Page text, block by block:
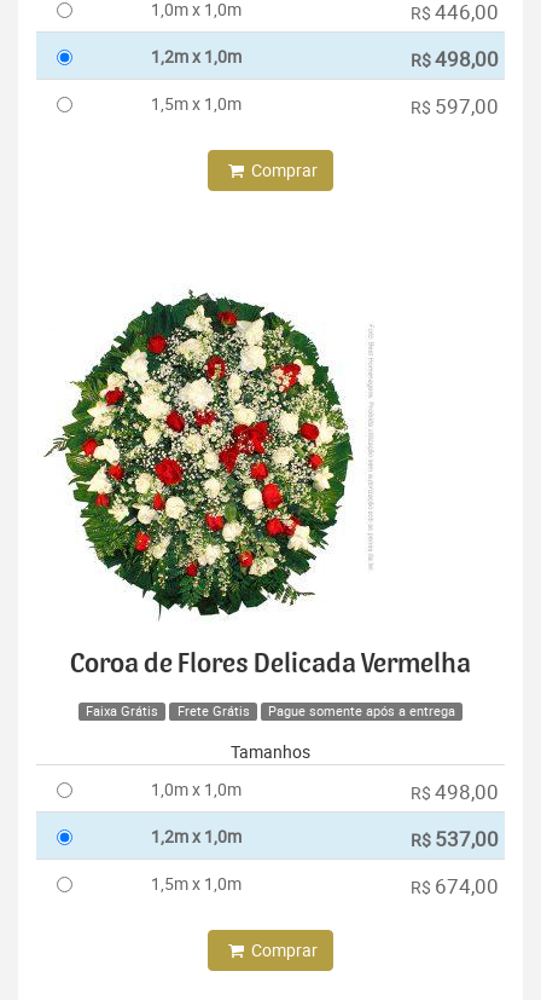
1,0m x 1,0m R$ 446,00
1,2m x 1,0m R$498,00
1,5m x 1,0m R$ 597,00
Comprar
Coroa de Flores Delicada Vermelha
Faixa Grátis Frete Grátis Pague somente após a entrega
Tamanhos
1,0m x 1,0m
R$ 498,00
1,2m x 1,0m R$ 537,00
1,5m x 1,0m R$ 674,00
Comprar